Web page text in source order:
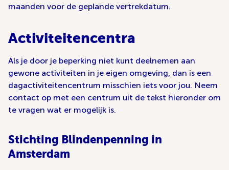
maanden voor de geplande vertrekdatum.
Activiteitencentra
Als je door je beperking niet kunt deelnemen aan
gewone activiteiten in je eigen omgeving, dan is een
dagactiviteitencentrum misschien iets voor jou. Neem
contact op met een centrum uit de tekst hieronder om
te vragen wat er mogelijk is.
Stichting Blindenpenning in
Amsterdam